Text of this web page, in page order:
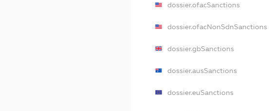
dossier.ofacSanctions
dossier.ofacNonSdnSanctions
dossier.gbSanctions
dossier.ausSanctions
dossier.euSanctions